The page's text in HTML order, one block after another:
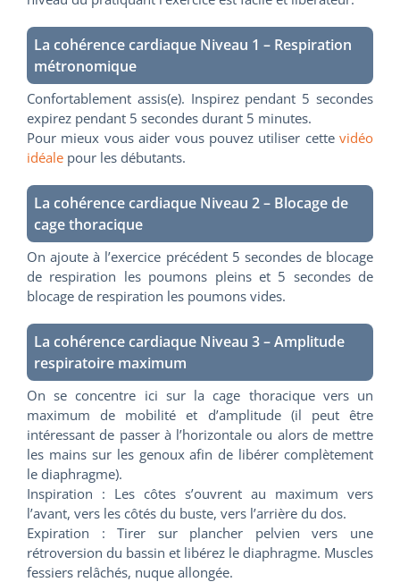
La cohérence cardiaque Niveau 1 – Respiration
métronomique
Confortablement assis(e). Inspirez pendant 5 secondes
expirez pendant 5 secondes durant 5 minutes.
Pour mieux vous aider vous pouvez utiliser cette vidéo
idéale pour les débutants.
La cohérence cardiaque Niveau 2 – Blocage de
cage thoracique
On ajoute à l’exercice précédent 5 secondes de blocage
de respiration les poumons pleins et 5 secondes de
blocage de respiration les poumons vides.
La cohérence cardiaque Niveau 3 – Amplitude
respiratoire maximum
On se concentre ici sur la cage thoracique vers un
maximum de mobilité et d’amplitude (il peut être
intéressant de passer à l’horizontale ou alors de mettre
les mains sur les genoux afin de libérer complètement
le diaphragme).
Inspiration : Les côtes s’ouvrent au maximum vers
l’avant, vers les côtés du buste, vers l’arrière du dos.
Expiration : Tirer sur plancher pelvien vers une
rétroversion du bassin et libérez le diaphragme. Muscles
fessiers relâchés, nuque allongée.